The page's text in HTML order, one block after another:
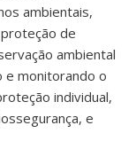
ambientais,
de
ambiental
e monitorando o
individual,
e